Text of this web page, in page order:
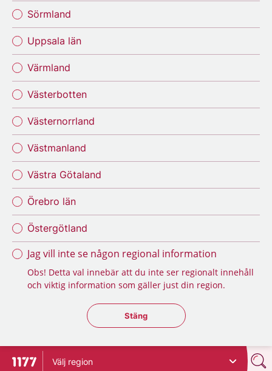
Sörmland
Uppsala län
Värmland
Västerbotten
Västernorrland
Västmanland
Västra Götaland
Örebro län
Östergötland
Jag vill inte se någon regional information
Obs! Detta val innebär att du inte ser regionalt innehåll
och viktig information som gäller just din region.
Stäng regionsväljaren
Stäng
Till startsidan för 1177
Välj region